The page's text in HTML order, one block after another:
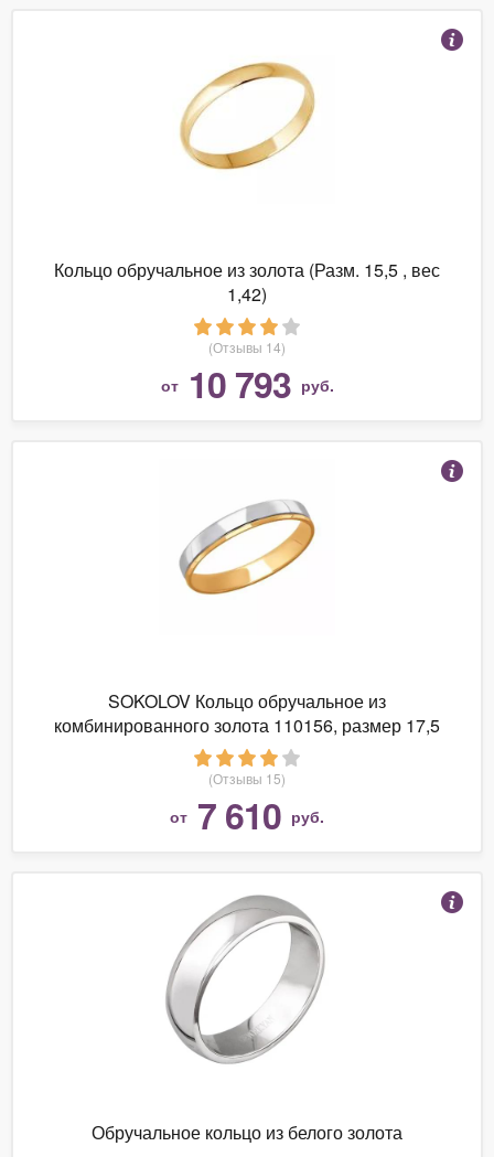
Кольцо обручальное из золота (Разм. 15,5 , вес
1,42)
(Отзывы 14)
от 10 793 руб.
SOKOLOV Кольцо обручальное из
комбинированного золота 110156, размер 17,5
(Отзывы 15)
от 7 610 руб.
Обручальное кольцо из белого золота